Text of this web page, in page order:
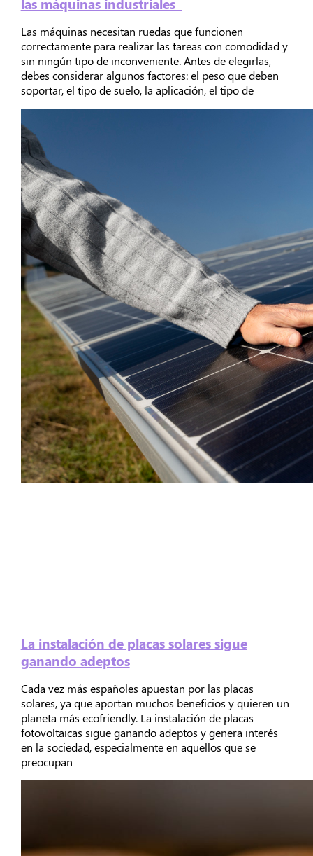
las máquinas industriales
Las máquinas necesitan ruedas que funcionen
correctamente para realizar las tareas con comodidad y
sin ningún tipo de inconveniente. Antes de elegirlas,
debes considerar algunos factores: el peso que deben
soportar, el tipo de suelo, la aplicación, el tipo de
La instalación de placas solares sigue
ganando adeptos
Cada vez más españoles apuestan por las placas
solares, ya que aportan muchos beneficios y quieren un
planeta más ecofriendly. La instalación de placas
fotovoltaicas sigue ganando adeptos y genera interés
en la sociedad, especialmente en aquellos que se
preocupan